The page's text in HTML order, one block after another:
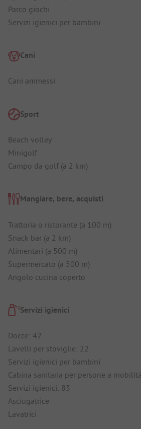
Parco giochi
Servizi igienici per bambini
Cani
Cani ammessi
Sport
Beach volley
Minigolf
Campo da golf (a 2 km)
Mangiare, bere, acquisti
Trattoria o ristorante (a 100 m)
Snack bar (a 2 km)
Alimentari (a 500 m)
Supermercato (a 500 m)
Angolo cucina coperto
Servizi igienici
Docce: 42
Lavelli per stoviglie: 22
Servizi igienici per bambini
Cabina sanitaria per persone a
Servizi igienici: 83
Asciugatrice
Lavatrici